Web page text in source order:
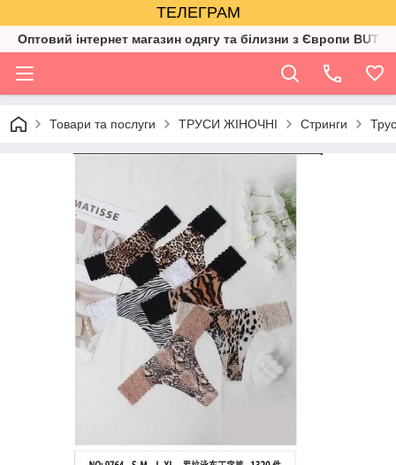
ТЕЛЕГРАМ
Оптовий інтернет магазин одягу та білизни з Європи BUTIK
Товари та послуги ТРУСИ ЖІНОЧНІ Стринги